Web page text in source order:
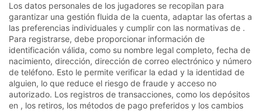
Los datos personales de los jugadores se recopilan para
garantizar una gestión fluida de la cuenta, adaptar las ofertas a
las preferencias individuales y cumplir con las normativas de .
Para registrarse, debe proporcionar información de
identificación válida, como su nombre legal completo, fecha de
nacimiento, dirección, dirección de correo electrónico y número
de teléfono. Esto le permite verificar la edad y la identidad de
alguien, lo que reduce el riesgo de fraude y acceso no
autorizado. Los registros de transacciones, como los depósitos
en , los retiros, los métodos de pago preferidos y los cambios